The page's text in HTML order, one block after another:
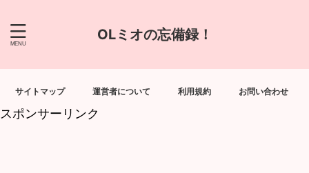
OLミオの忘備録！
サイトマップ 運営者について 利用規約 お問い合わせ
スポンサーリンク